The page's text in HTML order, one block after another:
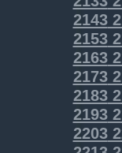
2143
2153
2163
2173
2183
2193
2203